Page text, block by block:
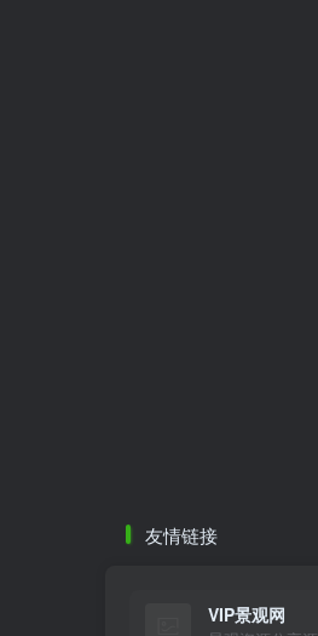
友情链接
VIP景观网